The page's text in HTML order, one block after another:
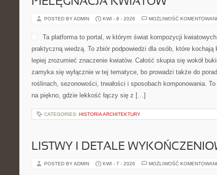
POSTED BY ADMIN KWI - 8 - 2026 MOŻLIWOŚĆ
Ta platforma to portal, w którym świat kompozycji
praktyczną wiedzą. To zbiór podpowiedzi dla osób, które
lepiej zrozumieć znaczenie kwiatów. Całość skupia się wokół
zamyka się wyłącznie w tej tematyce, bo prowadzi także do
roślinach, sezonowości, trwałości i sposobach komponowania.
na piękno, gdzie lekkość łączy się z […]
CATEGORIES: HISTORIA ARCHITEKTURY
LISTWY I DETALE
POSTED BY ADMIN KWI - 7 - 2026 MOŻLIWOŚĆ